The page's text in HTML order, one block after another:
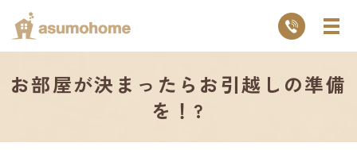
お部屋が決まったらお引越しの準備
を！?